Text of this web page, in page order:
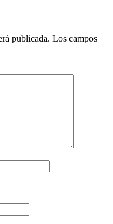
publicada. Los campos